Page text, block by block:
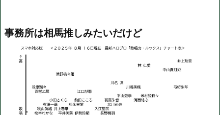
事務所は相馬推しみたいだけど